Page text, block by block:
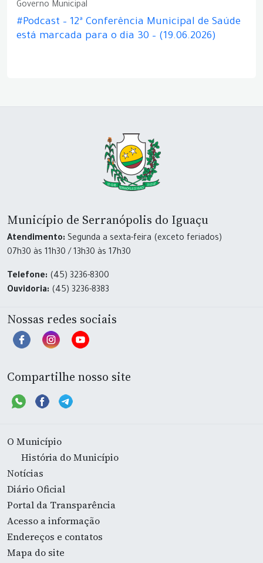
Governo Municipal
#Podcast – 12ª Conferência Municipal de Saúde
está marcada para o dia 30 – (19.06.2026)
Município de Serranópolis do Iguaçu
Atendimento: Segunda a sexta-feira (exceto feriados)
07h30 às 11h30 / 13h30 às 17h30
Telefone: (45) 3236-8300
Ouvidoria: (45) 3236-8383
Nossas redes sociais
Compartilhe nosso site
O Município
História do Município
Notícias
Diário Oficial
Portal da Transparência
Acesso a informação
Endereços e contatos
Mapa do site